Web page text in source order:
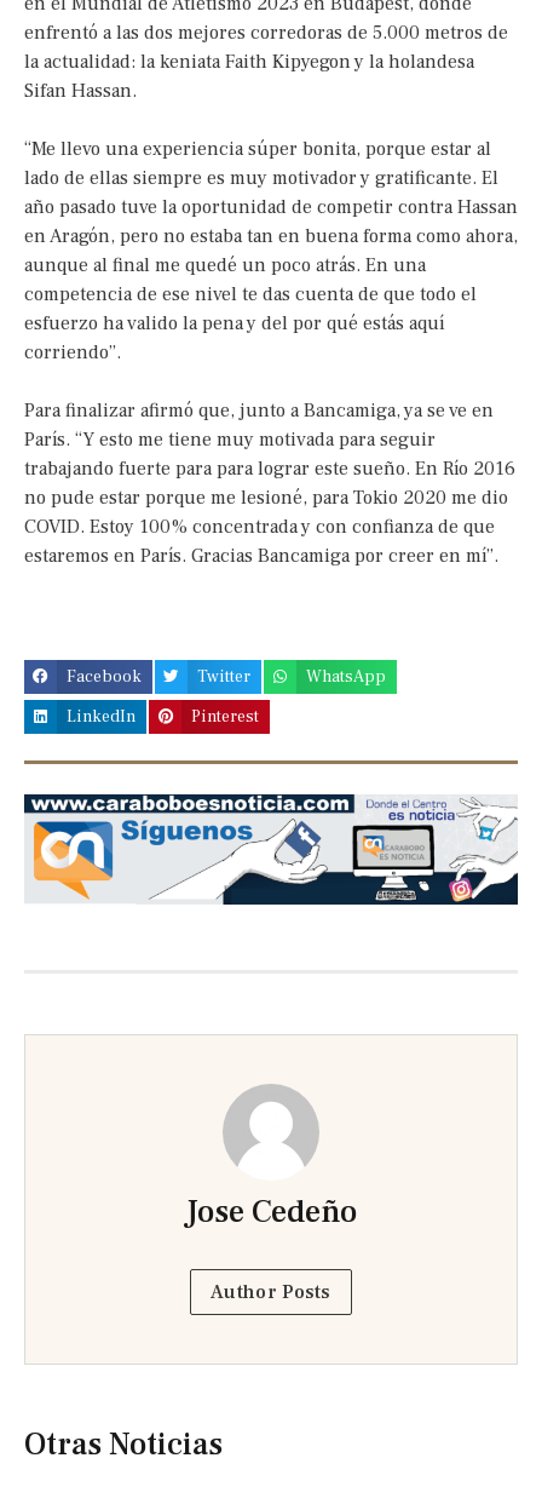
enfrentó a las dos mejores corredoras de 5.000 metros de
la actualidad: la keniata Faith Kipyegon y la holandesa
Sifan Hassan.
“Me llevo una experiencia súper bonita, porque estar al
lado de ellas siempre es muy motivador y gratificante. El
año pasado tuve la oportunidad de competir contra Hassan
en Aragón, pero no estaba tan en buena forma como ahora,
aunque al final me quedé un poco atrás. En una
competencia de ese nivel te das cuenta de que todo el
esfuerzo ha valido la pena y del por qué estás aquí
corriendo”.
Para finalizar afirmó que, junto a Bancamiga, ya se ve en
París. “Y esto me tiene muy motivada para seguir
trabajando fuerte para para lograr este sueño. En Río 2016
no pude estar porque me lesioné, para Tokio 2020 me dio
COVID. Estoy 100% concentrada y con confianza de que
estaremos en París. Gracias Bancamiga por creer en mí”.
Facebook Twitter
WhatsApp
LinkedIn
Pinterest
Previous
slide
Next
slide
Jose Cedeño
Author Posts
Otras Noticias